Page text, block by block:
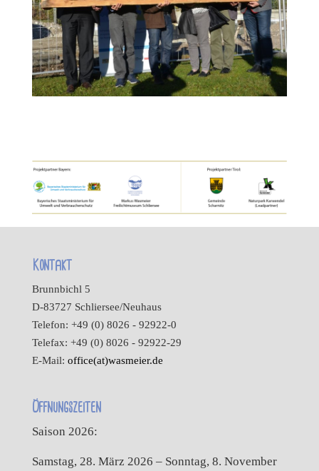
Kontakt
Brunnbichl 5
D-83727 Schliersee/Neuhaus
Telefon: +49 (0) 8026 - 92922-0
Telefax: +49 (0) 8026 - 92922-29
E-Mail: office(at)wasmeier.de
Öffnungszeiten
Saison 2026:
Samstag, 28. März 2026 – Sonntag, 8. November